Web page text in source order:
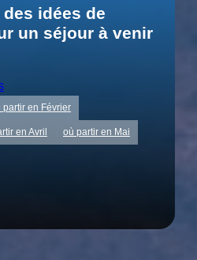
idées de
un séjour à venir
partir en Février
en Avril où partir en Mai